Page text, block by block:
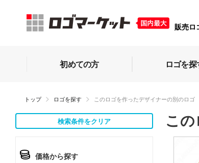
販売ロ
初めての方 ロゴを探
トップ ロゴを探す このロゴを作ったデザイナーの別のロゴ
検索条件をクリア
価格から探す
こ